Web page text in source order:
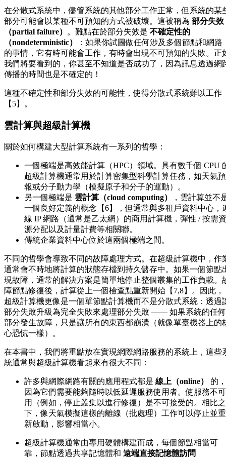
在分散式系統中，儘管系統的其他部分工作正常，但系統的某
部分可能會以某種不可預知的方式被破壞。這被稱為 部分失效
（partial failure）
。難點在於部分失效是 不確定性的
（nondeterministic）
：如果你試圖做任何涉及多個節點和網路
的事情，它有時可能會工作，有時會出現不可預知的失敗。正
我們將要看到的，你甚至不知道是否成功了，因為訊息透過網
傳播的時間也是不確定的！
這種不確定性和部分失效的可能性，使得分散式系統難以工作
【5】。
雲計算與超級計算機
關於如何構建大型計算系統有一系列的哲學：
一個極端是高效能計算（HPC）領域。具有數千個 CPU
超級計算機通常用於計算密集型科學計算任務，如天氣預
報或分子動力學（模擬原子和分子的運動）。
另一個極端是 雲計算（cloud computing）
，雲計算並不
一個良好定義的概念【6】，但通常與多租戶資料中心，
線 IP 網路（通常是乙太網）的商用計算機，彈性 / 按需資
源分配以及計量計費等相關聯。
傳統企業資料中心位於這兩個極端之間。
不同的哲學會導致不同的故障處理方式。在超級計算機中，作
通常會不時地將計算的狀態存檔到持久儲存中。如果一個節點
現故障，通常的解決方案是簡單地停止整個叢集的工作負載。
障節點修復後，計算從上一個檢查點重新開始【7,8】。因此，
超級計算機更像是一個單節點計算機而不是分散式系統：透過
部分失敗升級為完全失敗來處理部分失敗 —— 如果系統的任何
部分發生故障，只是讓所有的東西都崩潰（就像單臺機器上的
心恐慌一樣）。
在本書中，我們將重點放在實現網際網路服務的系統上，這些
統通常與超級計算機看起來有很大不同：
許多與網際網路有關的應用程式都是 線上（online）
的，
因為它們需要能夠隨時以低延遲服務使用者。使服務不可
用（例如，停止叢集以進行修復）是不可接受的。相比之
下，像天氣模擬這樣的離線（批處理）工作可以停止並重
新啟動，影響相當小。
超級計算機通常由專用硬體構建而成，每個節點相當可
靠，節點透過共享記憶體和 遠端直接記憶體訪問